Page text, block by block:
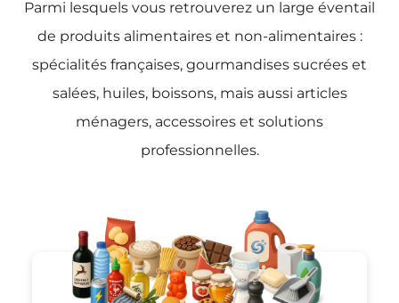
Parmi lesquels vous retrouverez un large éventail
de produits alimentaires et non-alimentaires :
spécialités françaises, gourmandises sucrées et
salées, huiles, boissons, mais aussi articles
ménagers, accessoires et solutions
professionnelles.